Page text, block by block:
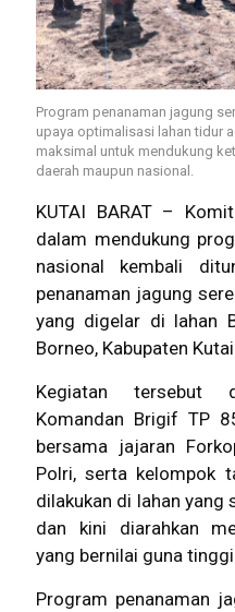
Program penanaman jagung
upaya optimalisasi lahan tidur
maksimal untuk mendukung
daerah maupun nasional.
KUTAI BARAT –
dalam mendukung
nasional kembali
penanaman jagung
yang digelar di lahan
Borneo, Kabupaten
Kegiatan tersebut
Komandan Brigif TP
bersama jajaran
Polri, serta kelompok
dilakukan di lahan
dan kini diarahkan
yang bernilai guna
Program penanaman